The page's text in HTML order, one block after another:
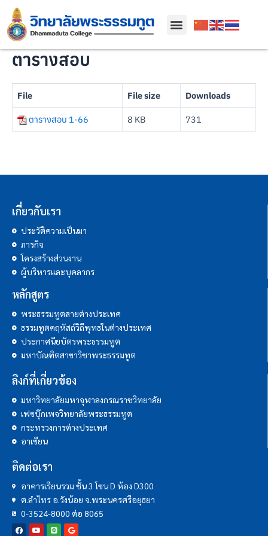
ตารางสอบ
File File size Downloads
ตารางสอบ 1-66 8 KB 731
เกี่ยวกับเรา
ประวัติความเป็นมา
ภารกิจ
โครงสร้างส่วนงาน
ผู้บริหารและบุคลากร
หลักสูตร
พระธรรมทูตสายต่างประเทศ
ธรรมทูตคฤหัสถ์วิถีพุทธในต่างประเทศ
ประกาศนียบัตรพระธรรมทูต
มหาบัณฑิตสาขาวิชาพระธรรมทูต
ลิงก์ที่เกี่ยวข้อง
มหาวิทยาลัยมหาจุฬาลงกรณราชวิทยาลัย
เฟซบุ๊กเพจวิทยาลัยพระธรรมทูต
กระทรวงการต่างประเทศ
อาเซียน
ติดต่อเรา
อาคารเรียนรวม ชั้น 3 โซน D ห้อง D300
ต.ลำไทร อ.วังน้อย จ.พระนครศรีอยุธยา
0-3524-8000 ต่อ 8065